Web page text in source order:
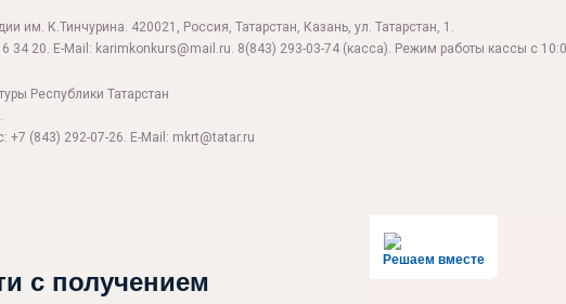
им. К.Тинчурина. 420021, Россия, Татарстан, Казань, ул. Татарстан, 1.
34 20. E-Mail: karimkonkurs@mail.ru. 8(843) 293-03-74 (касса). Режим работы кассы с
Республики Татарстан
+7 (843) 292-07-26. E-Mail: mkrt@tatar.ru
Решаем вместе
с получением